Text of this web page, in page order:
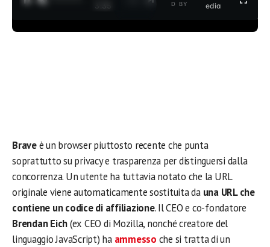
3:35
D BY
edia
Braveè un browser piuttosto recente che punta
soprattutto su privacy e trasparenza per distinguersi dalla
concorrenza. Un utente ha tuttavia notato che la URL
originale viene automaticamente sostituita da una URL che
contiene un codice di affiliazione. Il CEO e co-fondatore
Brendan Eich(ex CEO di Mozilla, nonché creatore del
linguaggio JavaScript) ha ammesso che si tratta di un